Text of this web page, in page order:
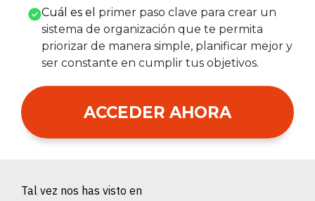
Cuál es el primer paso clave para crear un
sistema de organización que te permita
priorizar de manera simple, planificar mejor y
ser constante en cumplir tus objetivos.
ACCEDER AHORA
Tal vez nos has visto en